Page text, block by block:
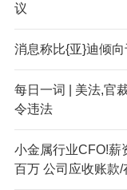
议
消息称比{亚}迪倾
每日一词 | 美法,官
令违法
小金属行业CFO!
百万 公司应收账款